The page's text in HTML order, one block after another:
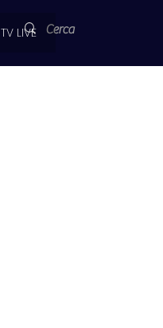
TV LIVE